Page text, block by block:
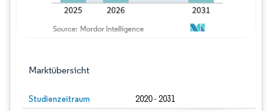
Marktübersicht
Studienzeitraum 2020 - 2031